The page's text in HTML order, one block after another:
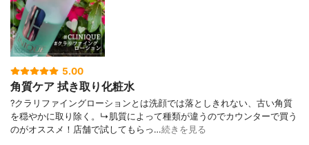
5.00
角質ケア 拭き取り化粧水
?クラリファイングローションとは洗顔では落としきれない、古い角質
を穏やかに取り除く。↳肌質によって種類が違うのでカウンターで買う
のがオススメ！店舗で試してもらっ…続きを見る